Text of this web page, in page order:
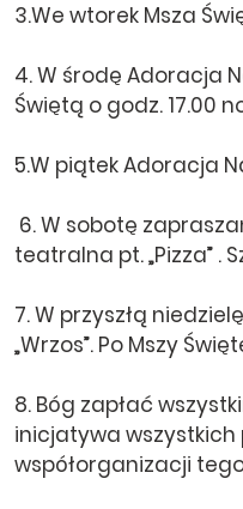
3.We wtorek Msza
4. W środę Adoracja
Świętą o godz. 17.00
5.W piątek Adoracja
teatralna pt. „Pizza” .
7. W przyszłą
„Wrzos”. Po Mszy
8. Bóg zapłać
inicjatywa wszystkich
współorganizacji